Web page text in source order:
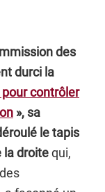
des
durci la
pour contrôler
», sa
le tapis
la droitequi,